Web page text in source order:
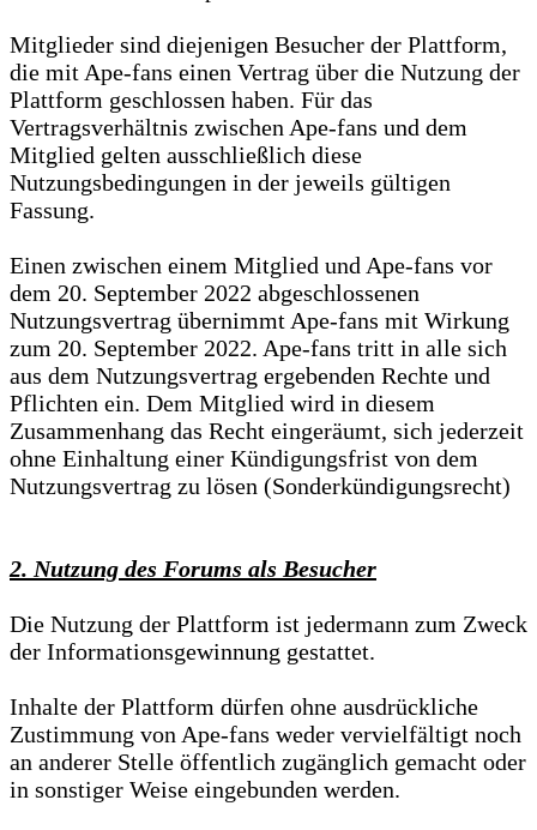
Mitglieder sind diejenigen Besucher der Plattform,
die mit Ape-fans einen Vertrag über die Nutzung der
Plattform geschlossen haben. Für das
Vertragsverhältnis zwischen Ape-fans und dem
Mitglied gelten ausschließlich diese
Nutzungsbedingungen in der jeweils gültigen
Fassung.
Einen zwischen einem Mitglied und Ape-fans vor
dem 20. September 2022 abgeschlossenen
Nutzungsvertrag übernimmt Ape-fans mit Wirkung
zum 20. September 2022. Ape-fans tritt in alle sich
aus dem Nutzungsvertrag ergebenden Rechte und
Pflichten ein. Dem Mitglied wird in diesem
Zusammenhang das Recht eingeräumt, sich jederzeit
ohne Einhaltung einer Kündigungsfrist von dem
Nutzungsvertrag zu lösen (Sonderkündigungsrecht)
2. Nutzung des Forums als Besucher
Die Nutzung der Plattform ist jedermann zum Zweck
der Informationsgewinnung gestattet.
Inhalte der Plattform dürfen ohne ausdrückliche
Zustimmung von Ape-fans weder vervielfältigt noch
an anderer Stelle öffentlich zugänglich gemacht oder
in sonstiger Weise eingebunden werden.